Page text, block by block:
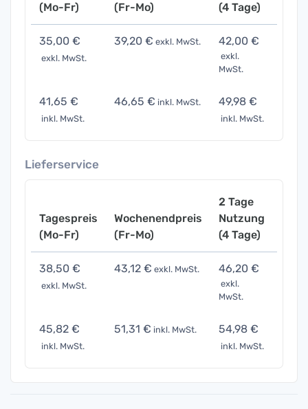
(Mo-Fr)
(Fr-Mo)
(4 Tage)
35,00 €
exkl. MwSt.
39,20 € exkl. MwSt. 42,00 €
exkl.
MwSt.
41,65 €
inkl. MwSt.
46,65 € inkl. MwSt. 49,98 €
inkl. MwSt.
Lieferservice
Tagespreis
(Mo-Fr)
Wochenendpreis
(Fr-Mo)
2 Tage
Nutzung
(4 Tage)
38,50 €
exkl. MwSt.
43,12 € exkl. MwSt. 46,20 €
exkl.
MwSt.
45,82 €
inkl. MwSt.
51,31 € inkl. MwSt. 54,98 €
inkl. MwSt.